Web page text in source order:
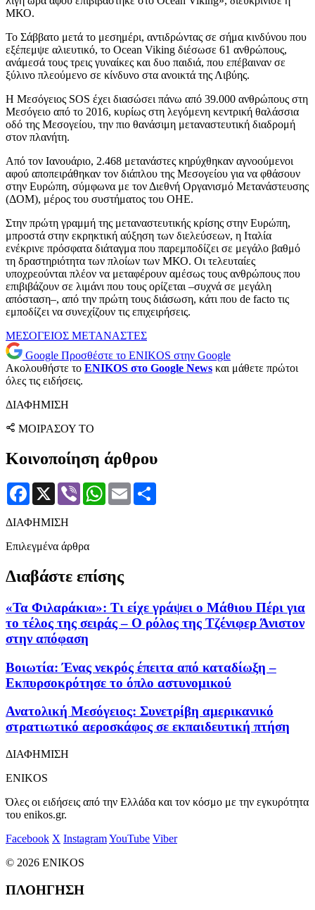
ΜΚΟ.
Το Σάββατο μετά το μεσημέρι, αντιδρώντας σε σήμα κινδύνου που
εξέπεμψε αλιευτικό, το Ocean Viking διέσωσε 61 ανθρώπους,
ανάμεσά τους τρεις γυναίκες και δυο παιδιά, που επέβαιναν σε
ξύλινο πλεούμενο σε κίνδυνο στα ανοικτά της Λιβύης.
Η Μεσόγειος SOS έχει διασώσει πάνω από 39.000 ανθρώπους στη
Μεσόγειο από το 2016, κυρίως στη λεγόμενη κεντρική θαλάσσια
οδό της Μεσογείου, την πιο θανάσιμη μεταναστευτική διαδρομή
στον πλανήτη.
Από τον Ιανουάριο, 2.468 μετανάστες κηρύχθηκαν αγνοούμενοι
αφού αποπειράθηκαν τον διάπλου της Μεσογείου για να φθάσουν
στην Ευρώπη, σύμφωνα με τον Διεθνή Οργανισμό Μετανάστευσης
(ΔΟΜ), μέρος του συστήματος του ΟΗΕ.
Στην πρώτη γραμμή της μεταναστευτικής κρίσης στην Ευρώπη,
μπροστά στην εκρηκτική αύξηση των διελεύσεων, η Ιταλία
ενέκρινε πρόσφατα διάταγμα που παρεμποδίζει σε μεγάλο βαθμό
τη δραστηριότητα των πλοίων των ΜΚΟ. Οι τελευταίες
υποχρεούνται πλέον να μεταφέρουν αμέσως τους ανθρώπους που
επιβιβάζουν σε λιμάνι που τους ορίζεται –συχνά σε μεγάλη
απόσταση–, από την πρώτη τους διάσωση, κάτι που de facto τις
εμποδίζει να συνεχίζουν τις επιχειρήσεις.
ΜΕΣΟΓΕΙΟΣ ΜΕΤΑΝΑΣΤΕΣ
Google Προσθέστε το ENIKOS στην Google
Ακολουθήστε το ENIKOS στο Google News και μάθετε πρώτοι
όλες τις ειδήσεις.
ΔΙΑΦΗΜΙΣΗ
ΜΟΙΡΑΣΟΥ ΤΟ
Κοινοποίηση άρθρου
Facebook
X Viber WhatsApp
Email
ΔΙΑΦΗΜΙΣΗ
Επιλεγμένα άρθρα
Διαβάστε επίσης
«Τα Φιλαράκια»: Τι είχε γράψει ο Μάθιου Πέρι για
το τέλος της σειράς – Ο ρόλος της Τζένιφερ Άνιστον
στην απόφαση
Βοιωτία: Ένας νεκρός έπειτα από καταδίωξη –
Εκπυρσοκρότησε το όπλο αστυνομικού
Ανατολική Μεσόγειος: Συνετρίβη αμερικανικό
στρατιωτικό αεροσκάφος σε εκπαιδευτική πτήση
ΔΙΑΦΗΜΙΣΗ
ENIKOS
Όλες οι ειδήσεις από την Ελλάδα και τον κόσμο με την εγκυρότητα
του enikos.gr.
Facebook X InstagramYouTube Viber
© 2026 ENIKOS
ΠΛΟΗΓΗΣΗ